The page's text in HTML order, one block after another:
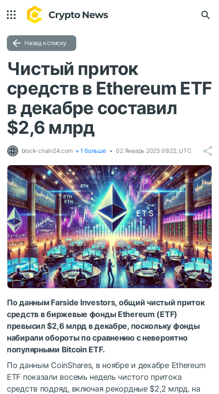
Назад к списку
Чистый приток
средств в Ethereum ETF
в декабре составил
$2,6 млрд
block-chain24.com + 1 больше 02 Январь 2025 09:22, UTC
По данным Farside Investors, общий чистый приток
средств в биржевые фонды Ethereum (ETF)
превысил $2,6 млрд в декабре, поскольку фонды
набирали обороты по сравнению с невероятно
популярными Bitcoin ETF.
По данным CoinShares, в ноябре и декабре Ethereum
ETF показали восемь недель чистого притока
средств подряд, включая рекордные $2,2 млрд. на